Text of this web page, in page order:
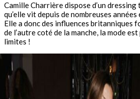
Camille Charrière dispose d’un
qu’elle vit depuis de nombreuses
Elle a donc des influences britanniques
de l’autre coté de la manche, la mode
limites !